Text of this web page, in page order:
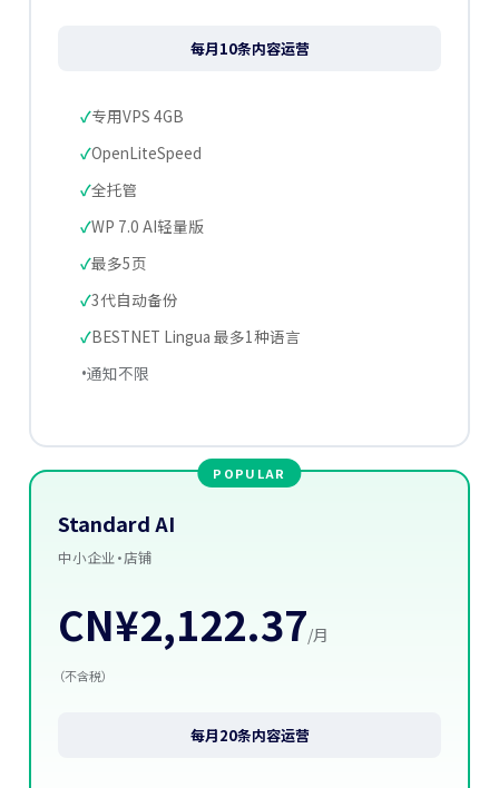
每月10条内容运营
专用VPS 4GB
OpenLiteSpeed
全托管
WP 7.0 AI轻量版
最多5页
3代自动备份
BESTNET Lingua 最多1种语言
通知不限
Standard AI
中小企业·店铺
CN¥2,122.37/月
（不含税）
每月20条内容运营